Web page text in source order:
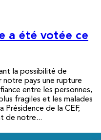
a été votée ce
la possibilité de
pays une rupture
entre les personnes,
fragiles et les malades
Présidence de la CEF,
de notre...